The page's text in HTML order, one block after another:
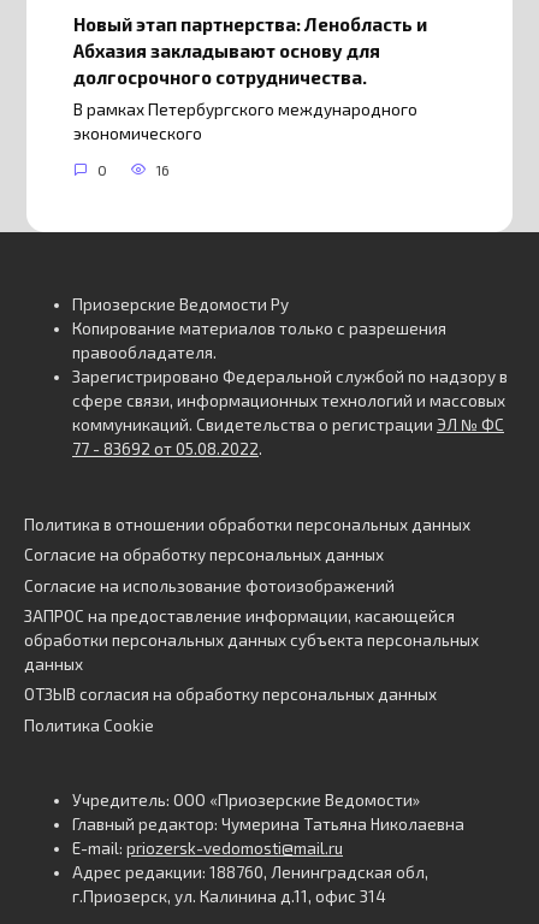
Новый этап партнерства: Ленобласть и
Абхазия закладывают основу для
долгосрочного сотрудничества.
В рамках Петербургского международного
экономического
0 16
Приозерские Ведомости Ру
Копирование материалов только с разрешения
правообладателя.
Зарегистрировано Федеральной службой по надзору в
сфере связи, информационных технологий и массовых
коммуникаций. Свидетельства о регистрации ЭЛ № ФС
77 - 83692 от 05.08.2022.
Политика в отношении обработки персональных данных
Согласие на обработку персональных данных
Согласие на использование фотоизображений
ЗАПРОС на предоставление информации, касающейся
обработки персональных данных субъекта персональных
данных
ОТЗЫВ согласия на обработку персональных данных
Политика Cookie
Учредитель: ООО «Приозерские Ведомости»
Главный редактор: Чумерина Татьяна Николаевна
E-mail: priozersk-vedomosti@mail.ru
Адрес редакции: 188760, Ленинградская обл,
г.Приозерск, ул. Калинина д.11, офис 314